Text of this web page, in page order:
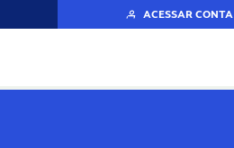
ACESSAR CONTA